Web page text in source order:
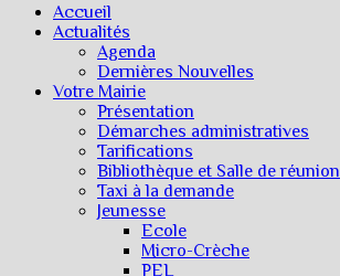
Accueil
Actualités
Agenda
Dernières Nouvelles
Votre Mairie
Présentation
Démarches administratives
Tarifications
Bibliothèque et Salle de réunion
Taxi à la demande
Jeunesse
Ecole
Micro-Crèche
PEL